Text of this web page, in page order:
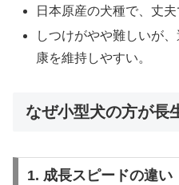
日本原産の犬種で、丈
しつけがやや難しいが
康を維持しやすい。
なぜ小型犬の方が長
1. 成長スピードの違い